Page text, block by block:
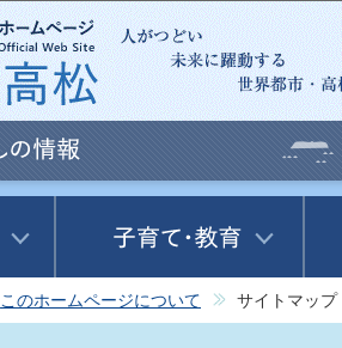
この
このホームページについて サイトマップ